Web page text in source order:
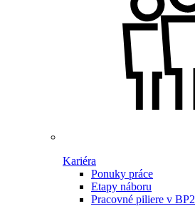
Kariéra
Ponuky práce
Etapy náboru
Pracovné piliere v BP2